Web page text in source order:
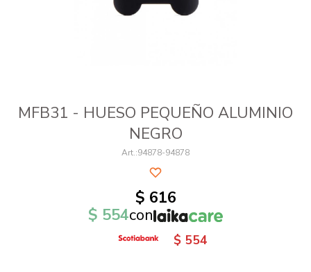
MFB31 - HUESO PEQUEÑO ALUMINIO
NEGRO
94878-94878
$ 616
$ 554con
$ 554